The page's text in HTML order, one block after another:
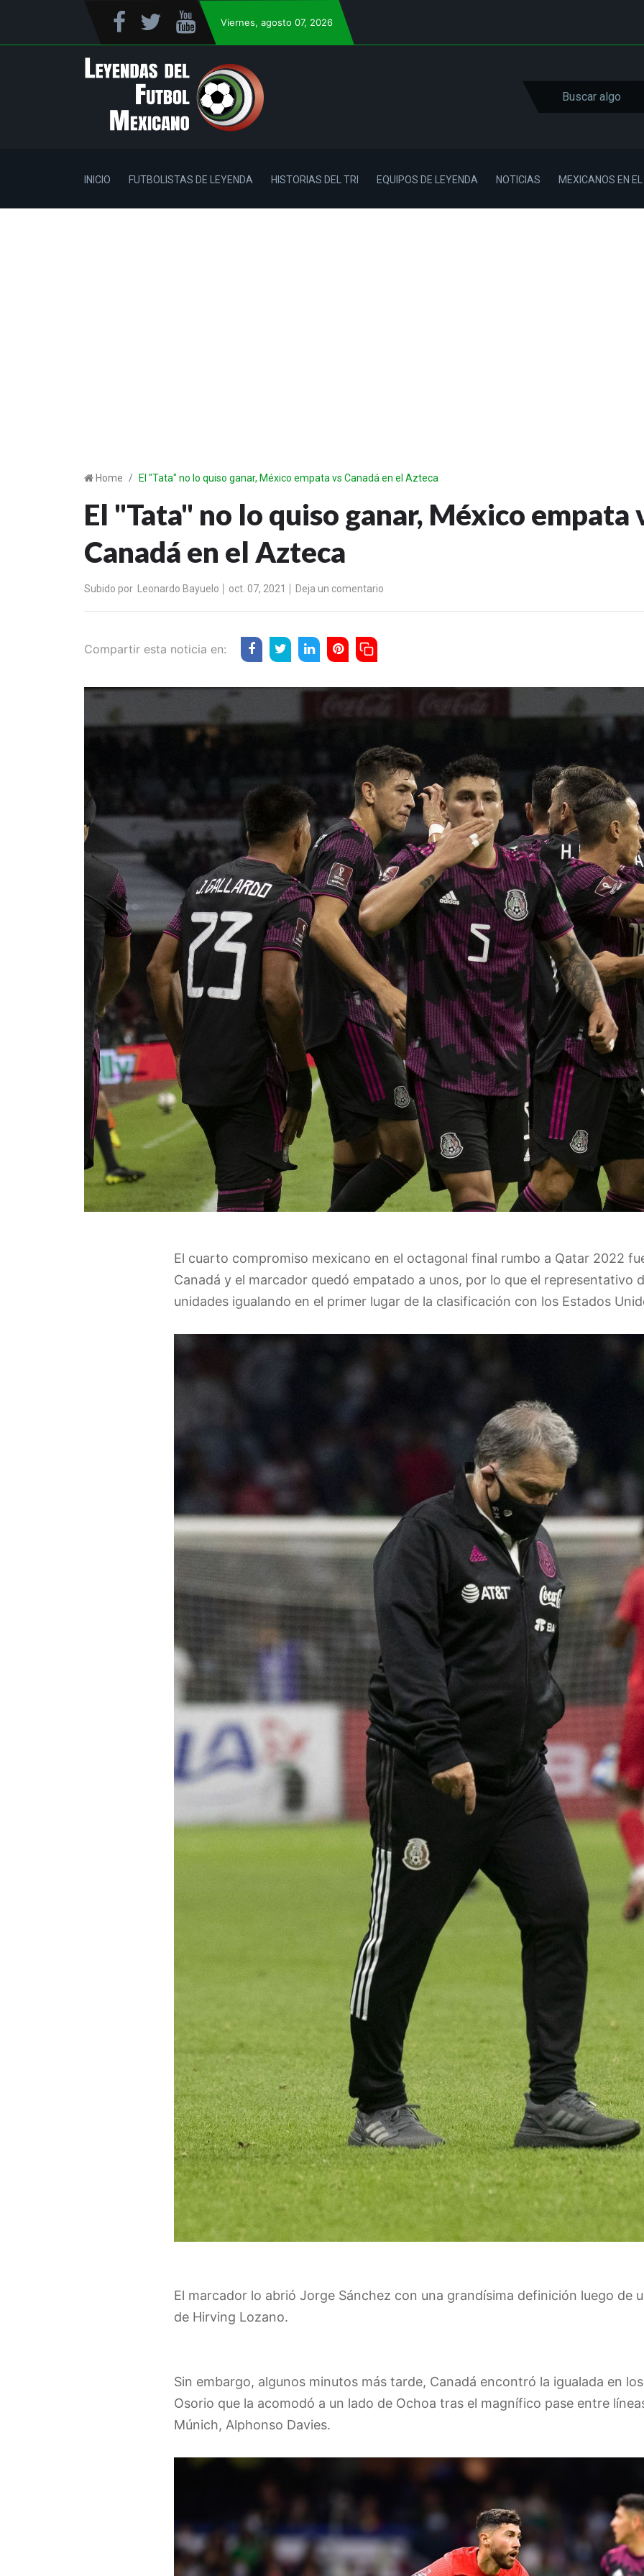
Viernes, agosto 07, 2026
INICIO FUTBOLISTAS DE LEYENDA HISTORIAS DEL TRI EQUIPOS DE LEYENDA NOTICIAS MEXICANOS EN
Home El "Tata" no lo quiso ganar, México empata vs Canadá en el Azteca
El "Tata" no lo quiso ganar, México empata
Canadá en el Azteca
Subido por Leonardo Bayuelo oct. 07, 2021 Deja un comentario
Compartir esta noticia en:
El cuarto compromiso mexicano en el octagonal final rumbo a Qatar 2022
Canadá y el marcador quedó empatado a unos, por lo que el representativo
unidades igualando en el primer lugar de la clasificación con los Estados
El marcador lo abrió Jorge Sánchez con una grandísima definición luego de
de Hirving Lozano.
Sin embargo, algunos minutos más tarde, Canadá encontró la igualada en
Osorio que la acomodó a un lado de Ochoa tras el magnífico pase entre
Múnich, Alphonso Davies.